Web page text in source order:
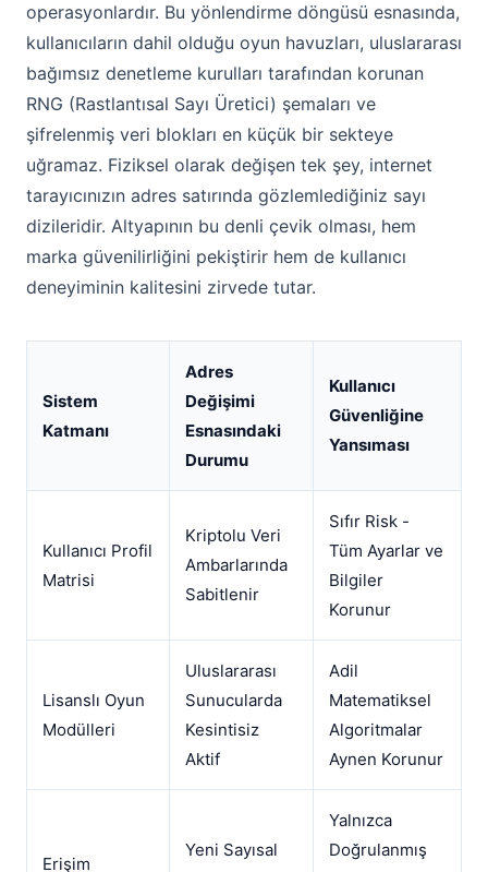
operasyonlardır. Bu yönlendirme döngüsü esnasında,
kullanıcıların dahil olduğu oyun havuzları, uluslararası
bağımsız denetleme kurulları tarafından korunan
RNG (Rastlantısal Sayı Üretici) şemaları ve
şifrelenmiş veri blokları en küçük bir sekteye
uğramaz. Fiziksel olarak değişen tek şey, internet
tarayıcınızın adres satırında gözlemlediğiniz sayı
dizileridir. Altyapının bu denli çevik olması, hem
marka güvenilirliğini pekiştirir hem de kullanıcı
deneyiminin kalitesini zirvede tutar.
Sistem
Katmanı
Adres
Değişimi
Esnasındaki
Durumu
Kullanıcı
Güvenliğine
Yansıması
Kullanıcı Profil
Matrisi
Kriptolu Veri
Ambarlarında
Sabitlenir
Sıfır Risk -
Tüm Ayarlar ve
Bilgiler
Korunur
Lisanslı Oyun
Modülleri
Uluslararası
Sunucularda
Kesintisiz
Aktif
Adil
Matematiksel
Algoritmalar
Aynen Korunur
Erişim
Yeni Sayısal
Yalnızca
Doğrulanmış